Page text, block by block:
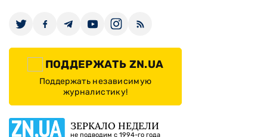
ПОДДЕРЖАТЬ ZN.UA
Поддержать независимую
журналистику!
ЗЕРКАЛО НЕДЕЛИ
не подводим с 1994-го года